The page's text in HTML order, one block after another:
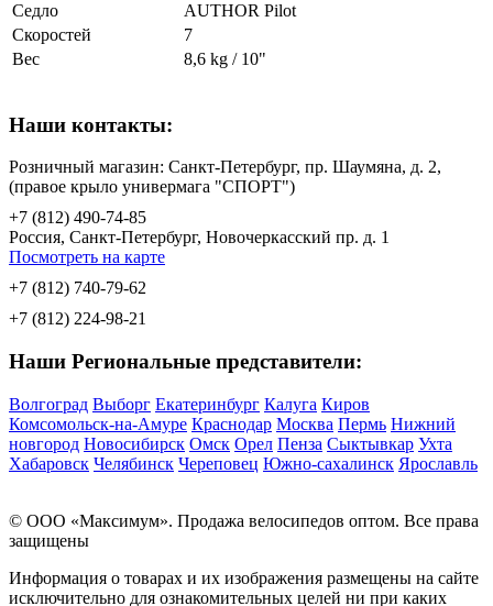
Седло
AUTHOR Pilot
Скоростей
7
Вес
8,6 kg / 10"
Наши контакты:
Розничный магазин: Санкт-Петербург, пр. Шаумяна, д. 2,
(правое крыло универмага "СПОРТ")
+7 (812) 490-74-85
Россия, Санкт-Петербург, Новочеркасский пр. д. 1
Посмотреть на карте
+7 (812) 740-79-62
+7 (812) 224-98-21
Наши Региональные представители:
Волгоград Выборг Екатеринбург Калуга Киров
Комсомольск-на-Амуре Краснодар Москва Пермь Нижний
новгород Новосибирск Омск Орел Пенза Сыктывкар Ухта
Хабаровск Челябинск Череповец Южно-сахалинск Ярославль
© OOO «Максимум». Продажа велосипедов оптом. Все права
защищены
Информация о товарах и их изображения размещены на сайте
исключительно для ознакомительных целей ни при каких